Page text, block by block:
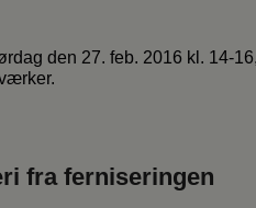
den 27. feb. 2016 kl. 14-
fra ferniseringen